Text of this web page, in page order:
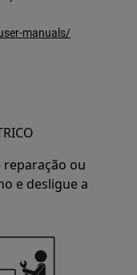
manuals/
ou
e desligue a